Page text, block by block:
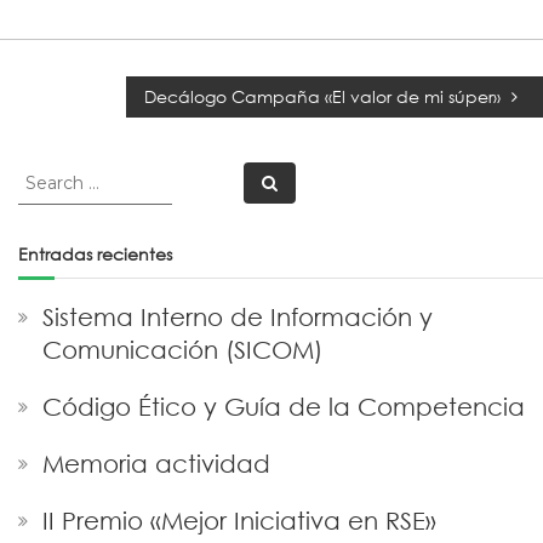
Decálogo Campaña «El valor de mi súper»
Search
Search
Entradas recientes
Sistema Interno de Información y
Comunicación (SICOM)
Código Ético y Guía de la Competencia
Memoria actividad
II Premio «Mejor Iniciativa en RSE»